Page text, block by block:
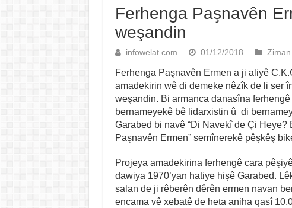
Ferhenga Paşnavên
weşandin
infowelat.com 01/12/2018 Ziman
Ferhenga Paşnavên Ermen a ji aliyê
amadekirin wê di demeke nêzîk de li ser
weşandin. Bi armanca danasîna
bernameyekê bê lidarxistin û di
Garabed bi navê “Di Navekî de Çi Heye?
Paşnavên Ermen” semînerekê pêşkêş
Projeya amadekirina ferhengê cara
dawiya 1970’yan hatiye hişê Garabed.
salan de ji rêberên dêrên ermen navan
encama vê xebatê de heta aniha qasî